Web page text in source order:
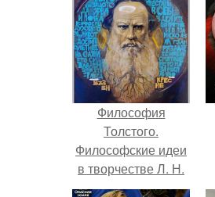
Философия
Толстого.
Философские идеи
в творчестве Л. Н.
Толстого.